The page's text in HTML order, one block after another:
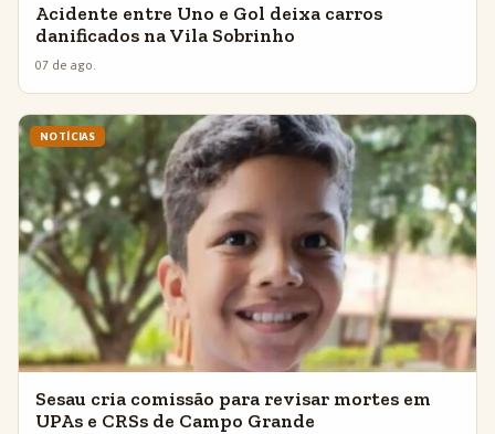
Acidente entre Uno e Gol deixa carros
danificados na Vila Sobrinho
07 de ago.
NOTÍCIAS
Sesau cria comissão para revisar mortes em
UPAs e CRSs de Campo Grande